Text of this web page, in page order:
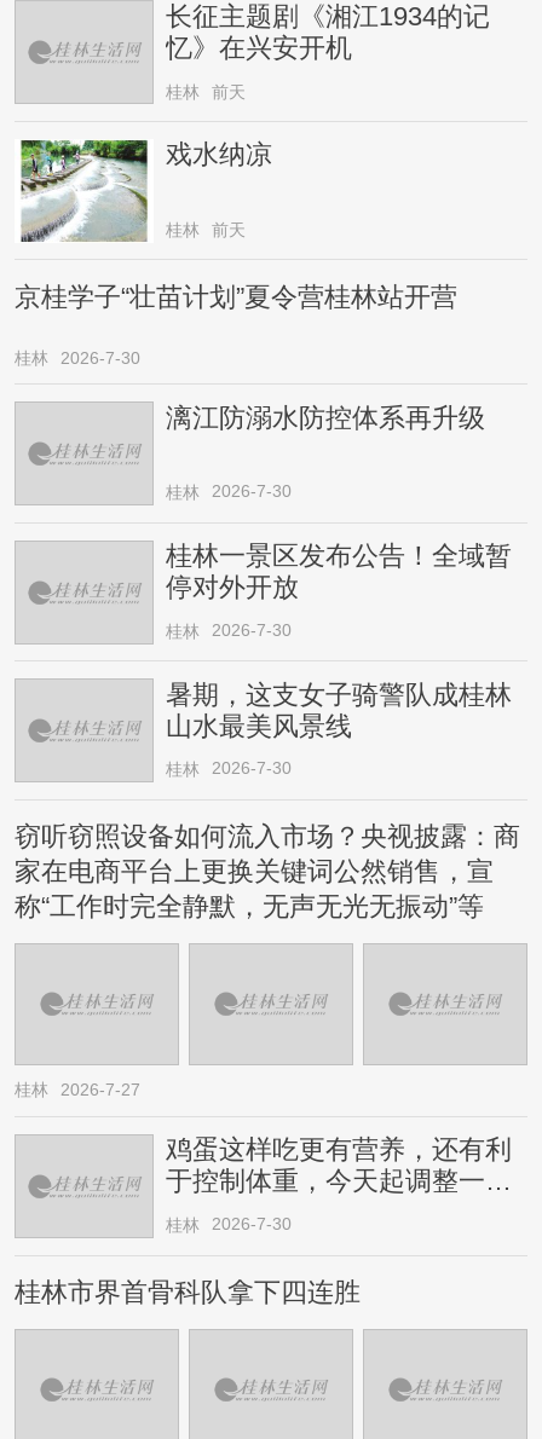
长征主题剧《湘江1934的记
忆》在兴安开机
桂林 前天
戏水纳凉
桂林 前天
京桂学子“壮苗计划”夏令营桂林站开营
桂林 2026-7-30
漓江防溺水防控体系再升级
桂林 2026-7-30
桂林一景区发布公告！全域暂
停对外开放
桂林 2026-7-30
暑期，这支女子骑警队成桂林
山水最美风景线
桂林 2026-7-30
窃听窃照设备如何流入市场？央视披露：商
家在电商平台上更换关键词公然销售，宣
称“工作时完全静默，无声无光无振动”等
桂林 2026-7-27
鸡蛋这样吃更有营养，还有利
于控制体重，今天起调整一下
→
桂林 2026-7-30
桂林市界首骨科队拿下四连胜